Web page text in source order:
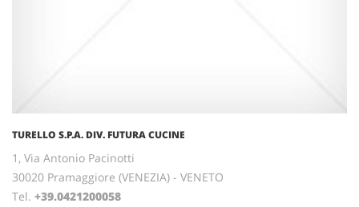
TURELLO S.P.A. DIV. FUTURA CUCINE
1, Via Antonio Pacinotti
30020 Pramaggiore (VENEZIA) - VENETO
Tel. +39.0421200058